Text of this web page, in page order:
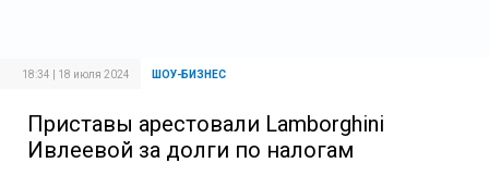
18:34 | 18 июля 2024 ШОУ-БИЗНЕС
Приставы арестовали Lamborghini
Ивлеевой за долги по налогам